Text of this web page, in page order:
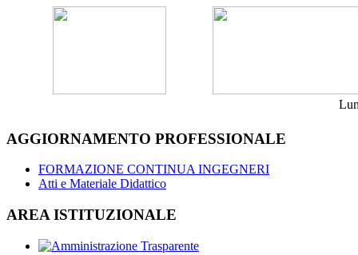
AGGIORNAMENTO PROFESSIONALE
FORMAZIONE CONTINUA INGEGNERI
Atti e Materiale Didattico
AREA ISTITUZIONALE